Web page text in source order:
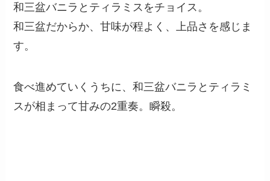
和三盆バニラとティラミスをチョイス。
和三盆だからか、甘味が程よく、上品さを感じま
す。
食べ進めていくうちに、和三盆バニラとティラミ
スが相まって甘みの2重奏。瞬殺。